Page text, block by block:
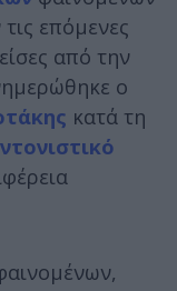
επόμενες
από την
ο
κατά τη